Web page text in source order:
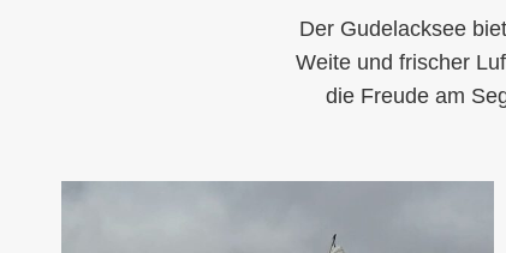
Der Gudelacksee
Weite und frischer
die Freude am